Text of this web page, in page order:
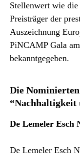
Stellenwert wie
Preisträger der
Auszeichnung
PiNCAMP Gala
bekanntgegeben.
Die
“Nachhaltigkeit
De Lemeler Esch
De Lemeler Esch